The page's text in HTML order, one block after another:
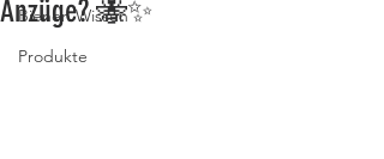
Bienen Wissen
Produkte
Anzüge? 🐝✨